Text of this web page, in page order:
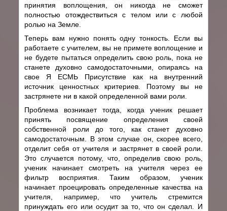
принятия воплощения, он никогда не сможет
полностью отождествиться с телом или с любой
ролью на Земле.
Теперь вам нужно понять одну тонкость. Если вы
работаете с учителем, вы не примете воплощение и
не будете пытаться определить свою роль, пока не
станете духовно самодостаточными, опираясь на
свое Я ЕСМЬ Присутствие как на внутренний
источник ценностных критериев. Поэтому вы не
застрянете ни в какой определенной вами роли.
Проблема возникает тогда, когда ученик решает
принять посвящение определения своей
собственной роли до того, как станет духовно
самодостаточным. В этом случае он, скорее всего,
отделит себя от учителя и застрянет в своей роли.
Это случается потому, что, определив свою роль,
ученик начинает смотреть на учителя через ее
фильтр восприятия. Таким образом, ученик
начинает проецировать определенные качества на
учителя, например, что учитель стремится
принуждать его или осудит за то, что он сделал. И